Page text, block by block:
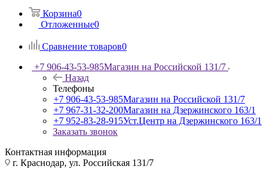
Корзина0
Отложенные0
Сравнение товаров0
+7 906-43-53-985Магазин на Российской 131/7
Назад
Телефоны
+7 906-43-53-985Магазин на Российской 131/7
+7 967-31-32-200Магазин на Дзержинского 163/1
+7 952-83-28-915Уст.Центр на Дзержинского 163/1
Заказать звонок
Контактная информация
г. Краснодар, ул. Российская 131/7